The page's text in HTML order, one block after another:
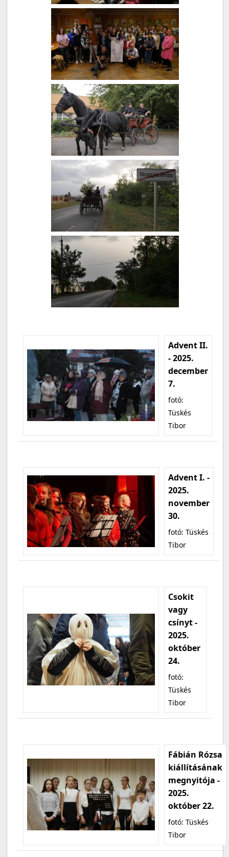
Advent II.
- 2025.
december
7.
fotó:
Tüskés
Tibor
Advent I. -
2025.
november
30.
fotó: Tüskés
Tibor
Csokit
vagy
csínyt -
2025.
október
24.
fotó:
Tüskés
Tibor
Fábián Rózsa
kiállításának
megnyitója -
2025.
október 22.
fotó: Tüskés
Tibor